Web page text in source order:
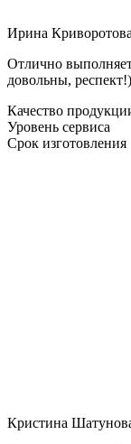
Ирина Криворотова
Отлично
довольны, респект!)
Качество
Уровень сервиса
Срок изготовления
Кристина